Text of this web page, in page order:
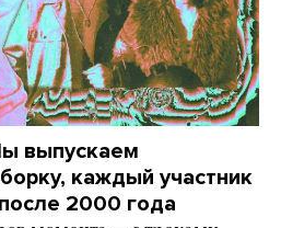
выпускаем
каждый участник
2000 года